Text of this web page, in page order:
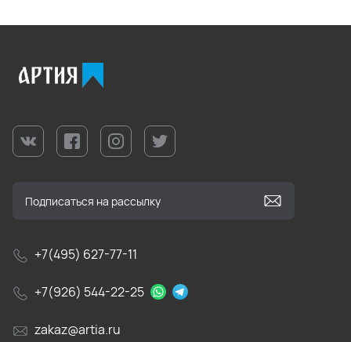
+7(495) 627-77-11
+7(926) 544-22-25
zakaz@artia.ru